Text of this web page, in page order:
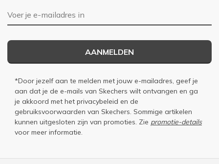
E-mailadres
AANMELDEN
*Door jezelf aan te melden met jouw e-mailadres, geef je
aan dat je de e-mails van Skechers wilt ontvangen en ga
je akkoord met het privacybeleid en de
gebruiksvoorwaarden van Skechers. Sommige artikelen
kunnen uitgesloten zijn van promoties. Zie promotie-details
voor meer informatie.